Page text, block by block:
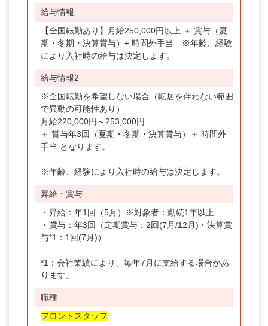
給与情報
【全国転勤あり】月給250,000円以上 ＋ 賞与（夏
期・冬期・決算賞与）+ 時間外手当 ※年齢、経験
により入社時の給与は決定します。
給与情報2
※全国転勤を希望しない場合（転居を伴わない範囲
で異動の可能性あり）
月給220,000円～253,000円
＋ 賞与年3回（夏期・冬期・決算賞与）＋ 時間外
手当 となります。
※年齢、経験により入社時の給与は決定します。
昇給・賞与
・昇給：年1回（5月）※対象者：勤続1年以上
・賞与：年3回（定期賞与：2回(7月/12月)・決算賞
与*1：1回(7月)）
*1：会社業績により、毎年7月に支給する場合があ
ります。
職種
フロントスタッフ